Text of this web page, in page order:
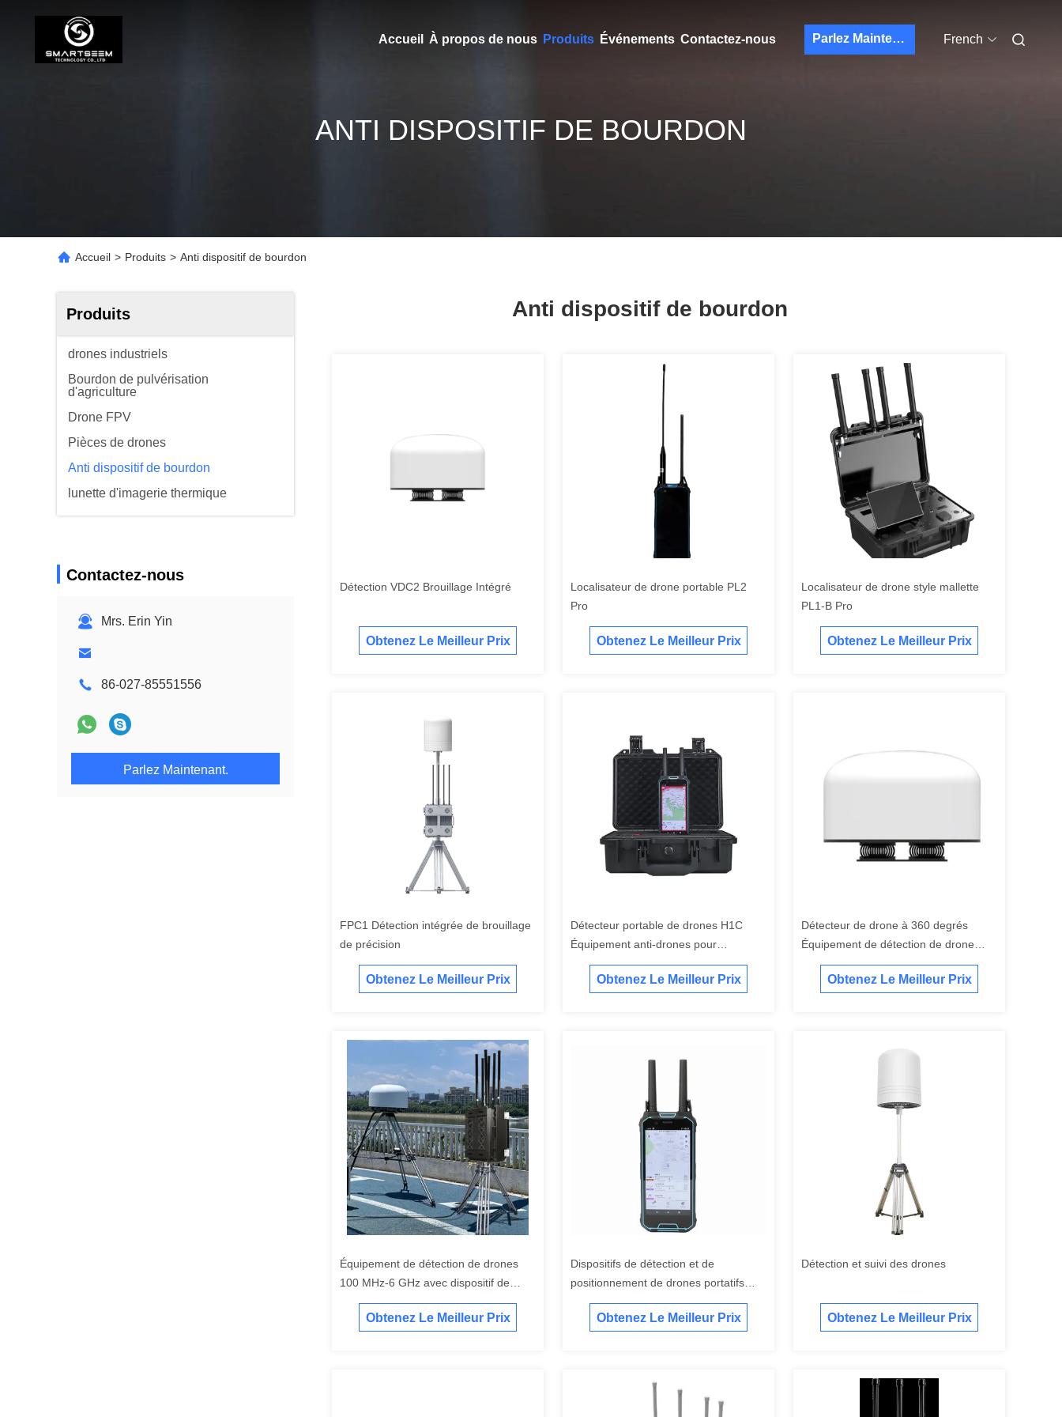
Accueil À propos de nous Produits Événements Contactez-nous Parlez Maintenant. French
ANTI DISPOSITIF DE BOURDON
Accueil > Produits > Anti dispositif de bourdon
Produits
drones industriels
Bourdon de pulvérisation
d'agriculture
Drone FPV
Pièces de drones
Anti dispositif de bourdon
lunette d'imagerie thermique
Contactez-nous
Mrs. Erin Yin
86-027-85551556
Parlez Maintenant.
Anti dispositif de bourdon
Détection VDC2 Brouillage Intégré
Obtenez Le Meilleur Prix
Localisateur de drone portable PL2
Pro
Obtenez Le Meilleur Prix
Localisateur de drone style mallette
PL1-B Pro
Obtenez Le Meilleur Prix
FPC1 Détection intégrée de brouillage
de précision
Obtenez Le Meilleur Prix
Détecteur portable de drones H1C
Équipement anti-drones pour
l'identification
Obtenez Le Meilleur Prix
Détecteur de drone à 360 degrés
Équipement de détection de drone
Localisation Anti-drone
Obtenez Le Meilleur Prix
Équipement de détection de drones
100 MHz-6 GHz avec dispositif de
brouillage externe
Obtenez Le Meilleur Prix
Dispositifs de détection et de
positionnement de drones portatifs
H2L 100 MHz-6 GHz
Obtenez Le Meilleur Prix
Détection et suivi des drones
Obtenez Le Meilleur Prix